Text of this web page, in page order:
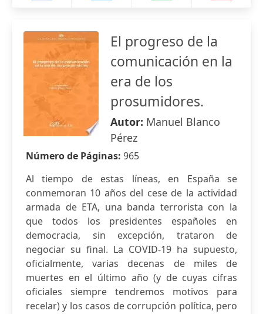
El progreso de la
comunicación en la
era de los
prosumidores.
Autor: Manuel Blanco
Pérez
Número de Páginas: 965
Al tiempo de estas líneas, en España se
conmemoran 10 años del cese de la actividad
armada de ETA, una banda terrorista con la
que todos los presidentes españoles en
democracia, sin excepción, trataron de
negociar su final. La COVID-19 ha supuesto,
oficialmente, varias decenas de miles de
muertes en el último año (y de cuyas cifras
oficiales siempre tendremos motivos para
recelar) y los casos de corrupción política, pero